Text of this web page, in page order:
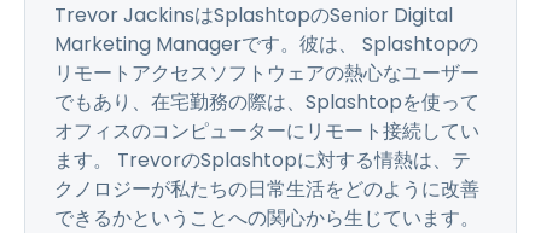
Trevor JackinsはSplashtopのSenior Digital
Marketing Managerです。彼は、 Splashtopの
リモートアクセスソフトウェアの熱心なユーザー
でもあり、在宅勤務の際は、Splashtopを使って
オフィスのコンピューターにリモート接続してい
ます。 TrevorのSplashtopに対する情熱は、テ
クノロジーが私たちの日常生活をどのように改善
できるかということへの関心から生じています。